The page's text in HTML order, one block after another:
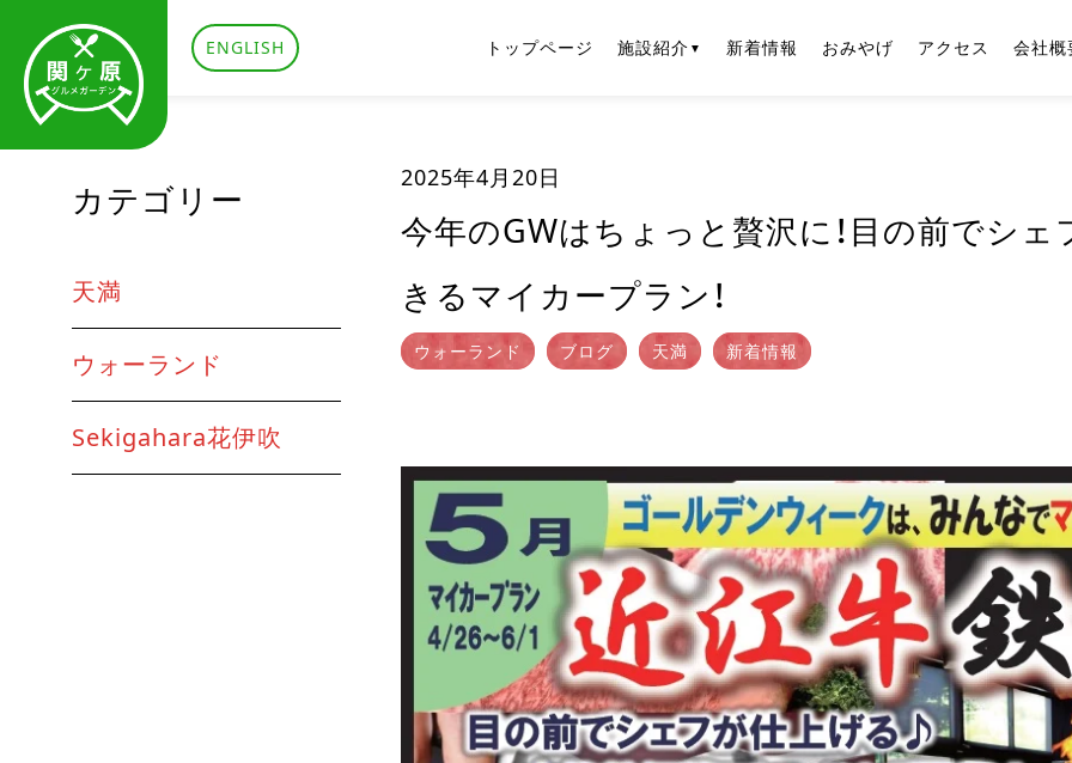
ENGLISH トップページ 施設紹介 新着情報 おみやげ アクセス 会社
カテゴリー
天満
ウォーランド
Sekigahara花伊吹
2025年4月20日
今年のGWはちょっと贅沢に！目の前でシ
きるマイカープラン！
ウォーランド ブログ 天満 新着情報